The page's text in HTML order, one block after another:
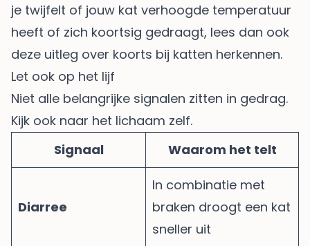
je twijfelt of jouw kat verhoogde temperatuur
heeft of zich koortsig gedraagt, lees dan ook
deze uitleg over koorts bij katten herkennen.
Let ook op het lijf
Niet alle belangrijke signalen zitten in gedrag.
Kijk ook naar het lichaam zelf.
Signaal
Waarom het telt
Diarree
In combinatie met
braken droogt een kat
sneller uit